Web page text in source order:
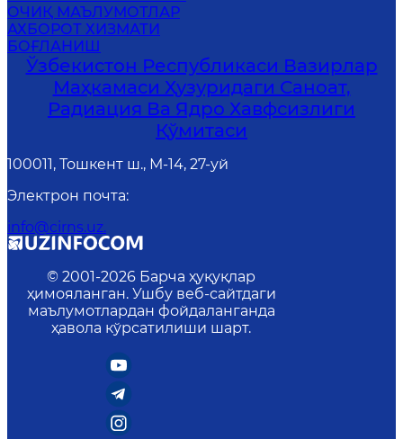
ОЧИҚ МАЪЛУМОТЛАР
АХБОРОТ ХИЗМАТИ
БОҒЛАНИШ
Ўзбекистон Республикаси Вазирлар
Маҳкамаси Ҳузуридаги Саноат,
Радиация Ва Ядро Хавфсизлиги
Қўмитаси
100011, Тошкент ш., М-14, 27-уй
Электрон почта:
info@cirns.uz.
© 2001-2026 Барча ҳуқуқлар
ҳимояланган. Ушбу веб-сайтдаги
маълумотлардан фойдаланганда
ҳавола кўрсатилиши шарт.